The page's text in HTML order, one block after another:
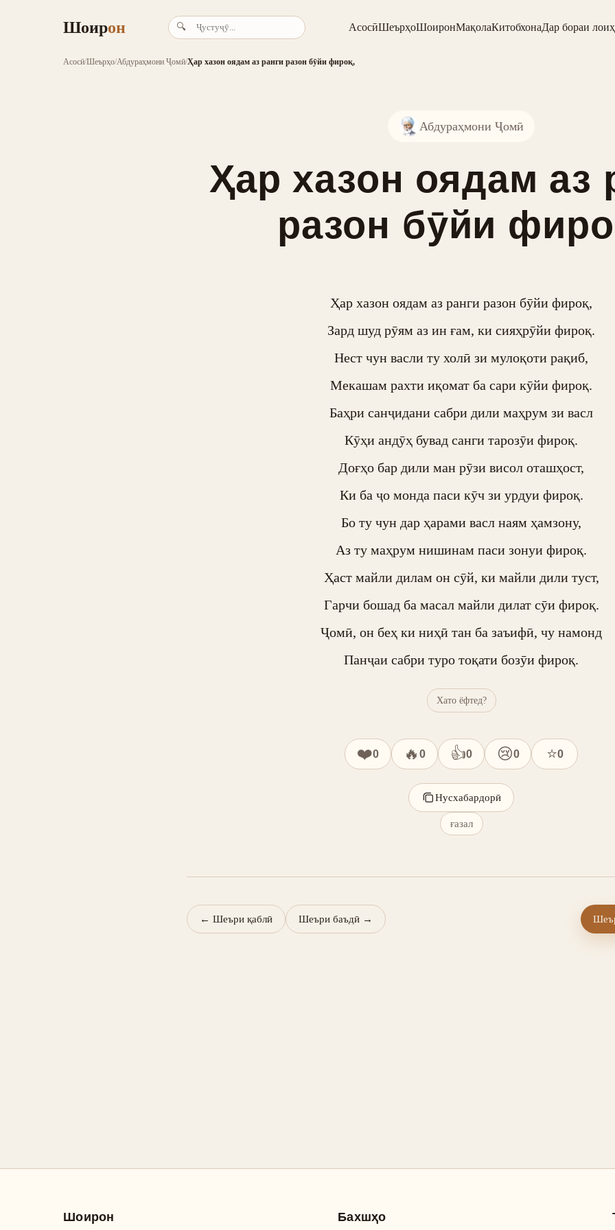
Шоирон 🔍 АсосӣШеърҳоШоиронМақолаКитобхонаДар бораи
Асосӣ/Шеърҳо/Абдураҳмони Ҷомӣ/Ҳар хазон оядам аз ранги разон бӯйи фироқ,
Абдураҳмони Ҷомӣ
Ҳар хазон оядам аз
разон бӯйи
Ҳар хазон оядам аз ранги разон бӯйи фироқ,
Зард шуд рӯям аз ин ғам, ки сияҳрӯйи фироқ.
Нест чун васли ту холӣ зи мулоқоти рақиб,
Мекашам рахти иқомат ба сари кӯйи фироқ.
Баҳри санҷидани сабри дили маҳрум зи васл
Кӯҳи андӯҳ бувад санги тарозӯи фироқ.
Доғҳо бар дили ман рӯзи висол оташҳост,
Ки ба ҷо монда паси кӯч зи урдуи фироқ.
Бо ту чун дар ҳарами васл наям ҳамзону,
Аз ту маҳрум нишинам паси зонуи фироқ.
Ҳаст майли дилам он сӯй, ки майли дили туст,
Гарчи бошад ба масал майли дилат сӯи фироқ.
Ҷомӣ, он беҳ ки ниҳӣ тан ба заъифӣ, чу намонд
Панҷаи сабри туро тоқати бозӯи фироқ.
Хато ёфтед?
❤️0 🔥 0 👍0 😢0 ⭐0
Нусхабардорӣ
ғазал
← Шеъри қаблӣ Шеъри баъдӣ →
Шоирон Бахшҳо